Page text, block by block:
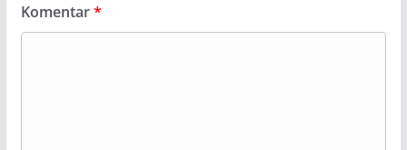
Komentar*